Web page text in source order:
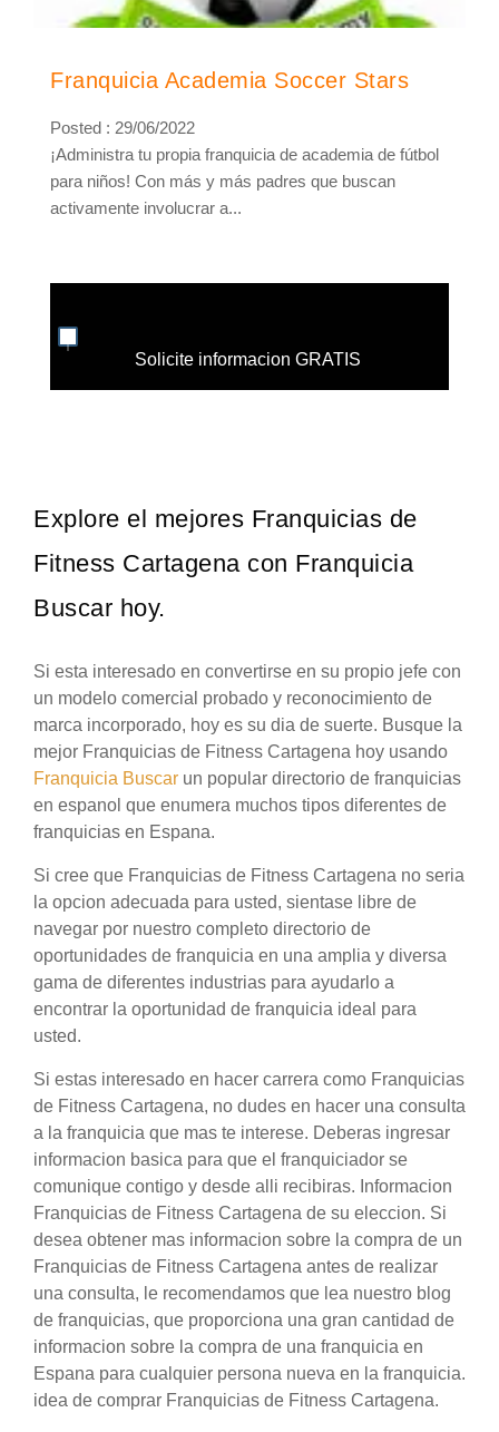
Franquicia Academia Soccer Stars
Posted : 29/06/2022
¡Administra tu propia franquicia de academia de fútbol
para niños! Con más y más padres que buscan
activamente involucrar a...
Solicite informacion GRATIS
Explore el mejores Franquicias de
Fitness Cartagena con Franquicia
Buscar hoy.
Si esta interesado en convertirse en su propio jefe con
un modelo comercial probado y reconocimiento de
marca incorporado, hoy es su dia de suerte. Busque la
mejor Franquicias de Fitness Cartagena hoy usando
Franquicia Buscar un popular directorio de franquicias
en espanol que enumera muchos tipos diferentes de
franquicias en Espana.
Si cree que Franquicias de Fitness Cartagena no seria
la opcion adecuada para usted, sientase libre de
navegar por nuestro completo directorio de
oportunidades de franquicia en una amplia y diversa
gama de diferentes industrias para ayudarlo a
encontrar la oportunidad de franquicia ideal para
usted.
Si estas interesado en hacer carrera como Franquicias
de Fitness Cartagena, no dudes en hacer una consulta
a la franquicia que mas te interese. Deberas ingresar
informacion basica para que el franquiciador se
comunique contigo y desde alli recibiras. Informacion
Franquicias de Fitness Cartagena de su eleccion. Si
desea obtener mas informacion sobre la compra de un
Franquicias de Fitness Cartagena antes de realizar
una consulta, le recomendamos que lea nuestro blog
de franquicias, que proporciona una gran cantidad de
informacion sobre la compra de una franquicia en
Espana para cualquier persona nueva en la franquicia.
idea de comprar Franquicias de Fitness Cartagena.